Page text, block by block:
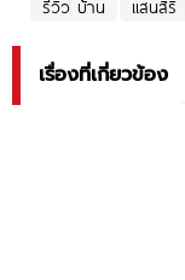
รีวิว บ้าน
แสนสิริ
เรื่องที่เกี่ยวข้อง